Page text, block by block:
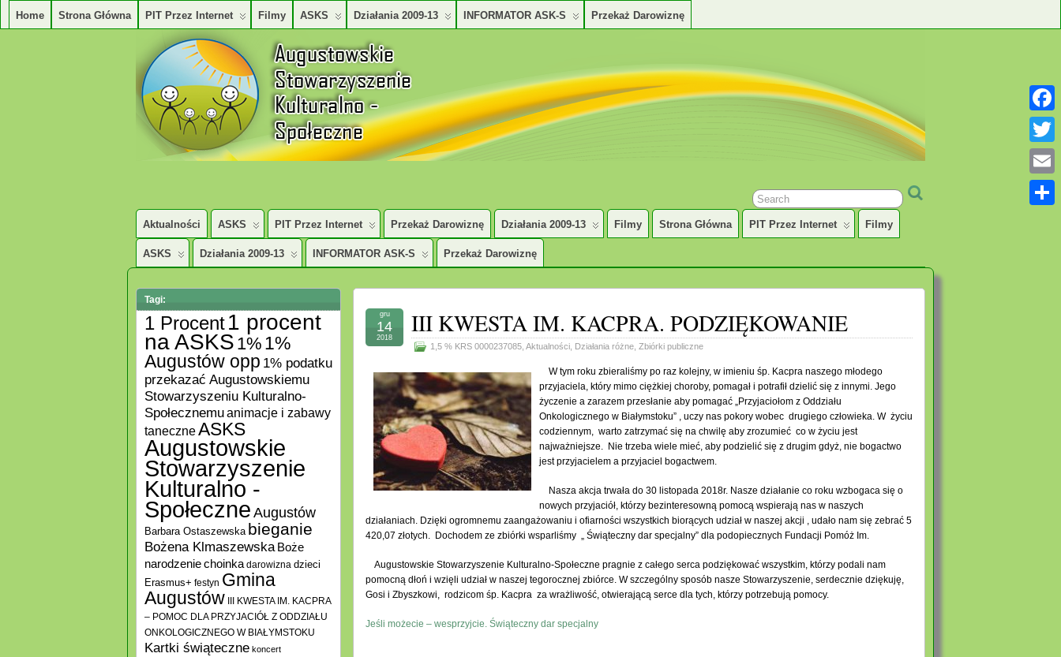
Home Strona Główna PIT Przez Internet Filmy ASKS Działania 2009-13 INFORMATOR ASK-S Przekaż Darowiznę
AUGUSTOWSKIE STOWARZYSZENE KULTURALNO – SPOŁECZNE
Aktualności ASKS PIT Przez Internet Przekaż Darowiznę Działania 2009-13 Filmy Strona Główna PIT Przez Internet Filmy
ASKS Działania 2009-13 INFORMATOR ASK-S Przekaż Darowiznę
III KWESTA IM. KACPRA. PODZIĘKOWANIE
1,5 % KRS 0000237085 Aktualności Działania różne Zbiórki publiczne
gru
14
2018
W tym roku zbieraliśmy po raz kolejny, w imieniu śp. Kacpra naszego młodego
przyjaciela, który mimo ciężkiej choroby, pomagał i potrafił dzielić się z innymi. Jego
życzenie a zarazem przesłanie aby pomagać „Przyjaciołom z Oddziału
Onkologicznego w Białymstoku” , uczy nas pokory wobec drugiego człowieka. W życiu
codziennym, warto zatrzymać się na chwilę aby zrozumieć co w życiu jest
najważniejsze. Nie trzeba wiele mieć, aby podzielić się z drugim gdyż, nie bogactwo
jest przyjacielem a przyjaciel bogactwem.
Nasza akcja trwała do 30 listopada 2018r. Nasze działanie co roku wzbogaca się o
nowych przyjaciół, którzy bezinteresowną pomocą wspierają nas w naszych
działaniach. Dzięki ogromnemu zaangażowaniu i ofiarności wszystkich biorących udział w naszej akcji , udało nam się zebrać 5
420,07 złotych. Dochodem ze zbiórki wsparliśmy „ Świąteczny dar specjalny” dla podopiecznych Fundacji Pomóż Im.
Augustowskie Stowarzyszenie Kulturalno-Społeczne pragnie z całego serca podziękować wszystkim, którzy podali nam
pomocną dłoń i wzięli udział w naszej tegorocznej zbiórce. W szczególny sposób nasze Stowarzyszenie, serdecznie dziękuję,
Gosi i Zbyszkowi, rodzicom śp. Kacpra za wrażliwość, otwierającą serce dla tych, którzy potrzebują pomocy.
Jeśli możecie – wesprzyjcie. Świąteczny dar specjalny
Tagi:
1 Procent1 procent
na ASKS 1% 1%
Augustów opp 1% podatku
przekazać Augustowskiemu
Stowarzyszeniu Kulturalno-
Społecznemuanimacje i zabawy
taneczneASKS
Augustowskie
Stowarzyszenie
Kulturalno -
Społeczne Augustów
Barbara Ostaszewska bieganie
Bożena Klmaszewska Boże
narodzeniechoinka darowizna dzieci
Erasmus+ festyn Gmina
Augustów III KWESTA IM. KACPRA
– POMOC DLA PRZYJACIÓŁ Z ODDZIAŁU
ONKOLOGICZNEGO W BIAŁYMSTOKU
Kartki świąteczne koncert
Twitter
Email